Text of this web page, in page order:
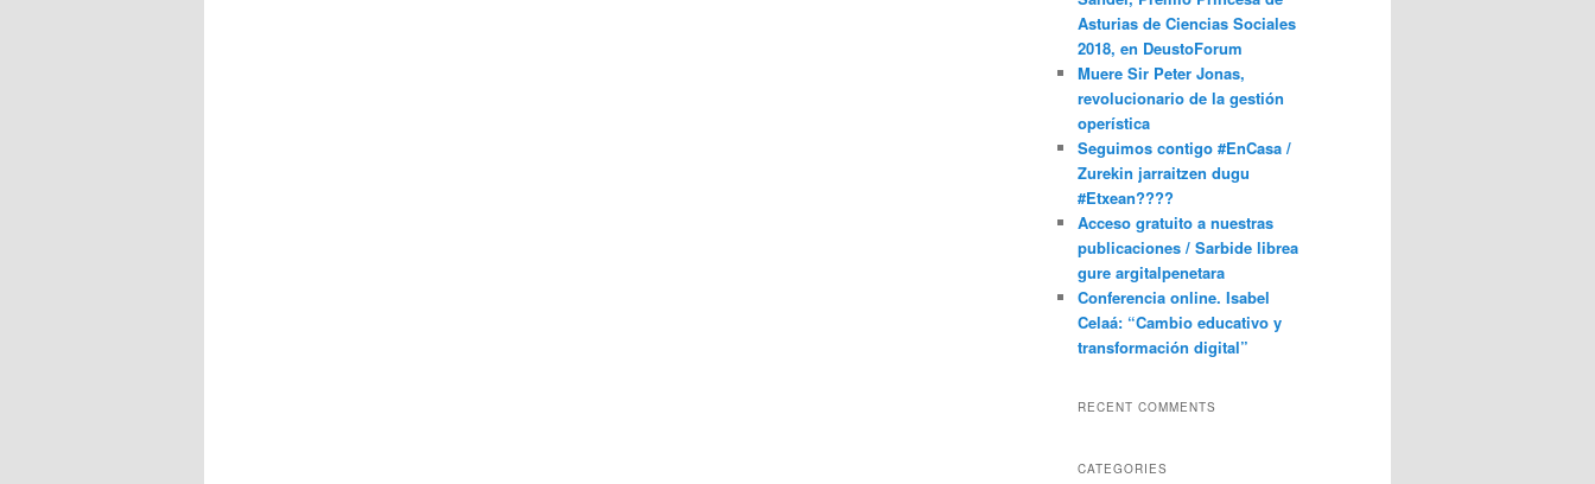
Asturias de Ciencias Sociales
2018, en DeustoForum
Muere Sir Peter Jonas,
revolucionario de la gestión
operística
Seguimos contigo #EnCasa /
Zurekin jarraitzen dugu
#Etxean????
Acceso gratuito a nuestras
publicaciones / Sarbide librea
gure argitalpenetara
Conferencia online. Isabel
Celaá: “Cambio educativo y
transformación digital”
RECENT COMMENTS
CATEGORIES